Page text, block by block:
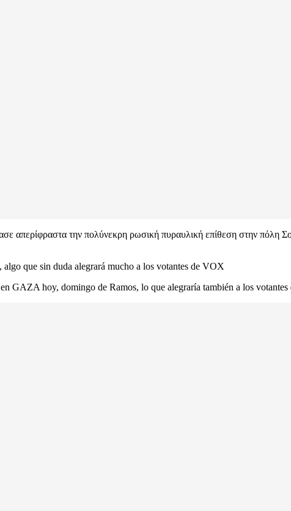
απερίφραστα την πολύνεκρη ρωσική πυραυλική επίθεση στην πόλη
que sin duda alegrará mucho a los votantes de VOX
GAZA hoy, domingo de Ramos, lo que alegraría también a los